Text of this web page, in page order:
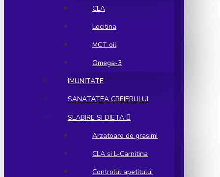
CLA
Lecitina
MCT oil
Omega-3
IMUNITATE
SANATATEA CREIERULUI
SLABIRE SI DIETA
Arzatoare de grasimi
CLA si L-Carnitina
Controlul apetitului